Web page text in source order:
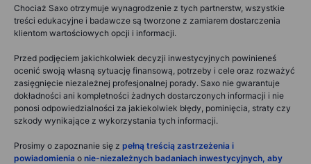
Chociaż Saxo otrzymuje wynagrodzenie z tych partnerstw, wszystkie
treści edukacyjne i badawcze są tworzone z zamiarem dostarczenia
klientom wartościowych opcji i informacji.
Przed podjęciem jakichkolwiek decyzji inwestycyjnych powinieneś
ocenić swoją własną sytuację finansową, potrzeby i cele oraz rozważyć
zasięgnięcie niezależnej profesjonalnej porady. Saxo nie gwarantuje
dokładności ani kompletności żadnych dostarczonych informacji i nie
ponosi odpowiedzialności za jakiekolwiek błędy, pominięcia, straty czy
szkody wynikające z wykorzystania tych informacji.
Prosimy o zapoznanie się z pełną treścią zastrzeżenia i
powiadomienia o nie-niezależnych badaniach inwestycyjnych, aby